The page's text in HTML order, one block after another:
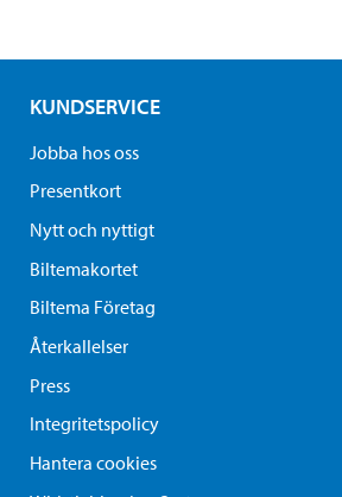
KUNDSERVICE
Jobba hos oss
Presentkort
Nytt och nyttigt
Biltemakortet
Biltema Företag
Återkallelser
Press
Integritetspolicy
Hantera cookies